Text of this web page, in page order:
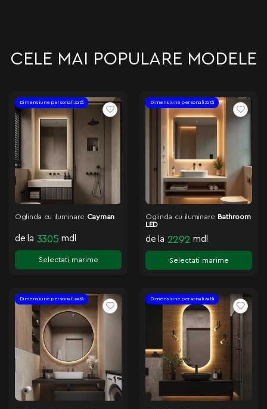
CELE MAI POPULARE MODELE
Dimensiune personalizată
Oglinda cu iluminare Cayman
de la 3305 mdl
Selectati marime
Dimensiune personalizată
Oglinda cu iluminare Bathroom
LED
de la 2292 mdl
Selectati marime
Dimensiune personalizată Dimensiune personalizată